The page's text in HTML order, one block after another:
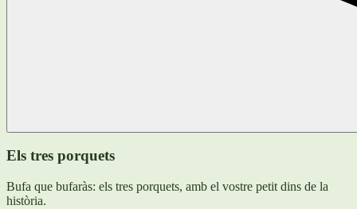
Els tres porquets
Bufa que bufaràs: els tres porquets, amb el vostre petit dins de la
història.